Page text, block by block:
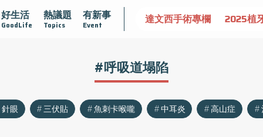
好生活
GoodLife
熱議題
Topics
有新事
Event
識攝護腺肥大 守護骨骼健康 達文西手術專欄 2025植
#呼吸道塌陷
針眼 三伏貼 魚刺卡喉嚨 中耳炎 高山症